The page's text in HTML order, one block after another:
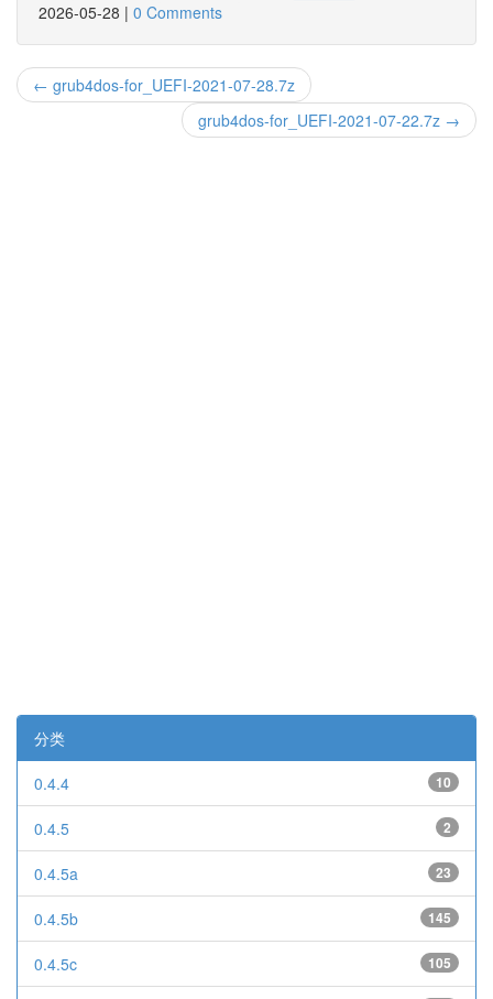
2026-05-28 | 0 Comments
← grub4dos-for_UEFI-2021-07-28.7z
grub4dos-for_UEFI-2021-07-22.7z →
分类
10
0.4.4
2
0.4.5
23
0.4.5a
145
0.4.5b
105
0.4.5c